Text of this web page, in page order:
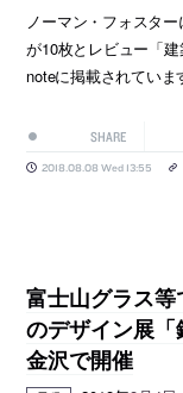
ノーマン・フォスタ
が10枚とレビュー「
noteに掲載されていま
SHARE
2018.08.08 Wed 13:55
富士山グラス
のデザイン展「
金沢で開催